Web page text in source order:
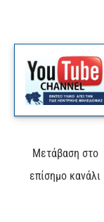
Μετάβαση στο
επίσημο κανάλι